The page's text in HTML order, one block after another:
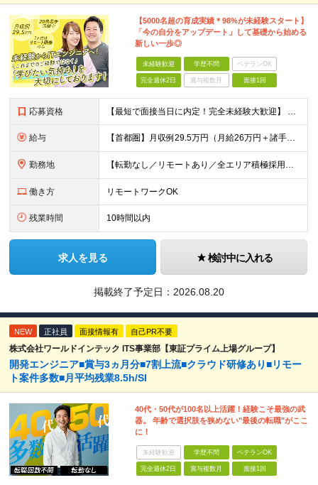
【5000名超の育成実績＊98%が未経験スタート】
「今の自分をアップデート」して基礎から始める
新しい一歩◎
未経験歓迎 学歴不問 ベテランOK
完全週休2日 賞与複数月 面接1回
応募資格 【最短で面接当日に内定！完全未経験大歓迎】 ・業種／職種未経験歓迎 ・社会人デビュー、第二新卒、既卒者大歓迎 ・学歴不問（文系、理系不問） ・20代～30代、男女問わず活躍中 ・服装、髪色自由 ・明確
給与 【首都圏】月収例29.5万円（月給26万円＋諸手当） 【東海・関西】月収例28.5万円（月給25万円＋諸手当） 【九州】月収例26万円（月給23万円＋諸手当） ※経験・スキル・前職給与を踏まえ、総合
勤務地 【転勤なし／リモートあり／全エリア積極採用】 ・大手企業のプロジェクト中心 ・勤務エリアや配属先は希望を考慮 ・研修はリモートメインで実施 ・UIターン歓迎 ＜主なエリア＞ ■首都圏…東京・神奈川・
働き方 リモートワークOK
残業時間 10時間以内
求人を見る 検討中に入れる
掲載終了予定日： 2026.08.20
NEW 正社員 面接情報有 自己PR不要
株式会社ワールドインテック ITS事業部【東証プライム上場グループ】
開発エンジニア■賞与3ヵ月分■7割上流■クラウド研修あり■リモー
ト案件多数■月平均残業8.5h/SI
40代・50代が100名以上活躍！経験こそ最強の武
器。 年齢で選択肢を狭めない"最後の転職"がここ
に！
未経験歓迎 学歴不問 ベテランOK
完全週休2日 賞与複数月 面接1回